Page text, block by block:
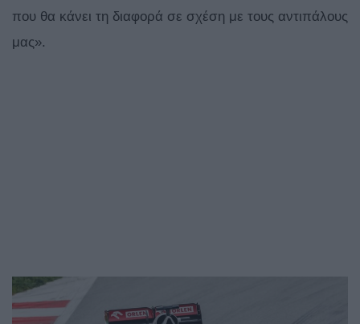
που θα κάνει τη διαφορά σε σχέση με τους αντιπάλους
μας».